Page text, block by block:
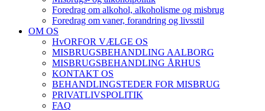
Foredrag om alkohol, alkoholisme og misbrug
Foredrag om vaner, forandring og livsstil
OM OS
HvORFOR VÆLGE OS
MISBRUGSBEHANDLING AALBORG
MISBRUGSBEHANDLING ÅRHUS
KONTAKT OS
BEHANDLINGSTEDER FOR MISBRUG
PRIVATLIVSPOLITIK
FAQ